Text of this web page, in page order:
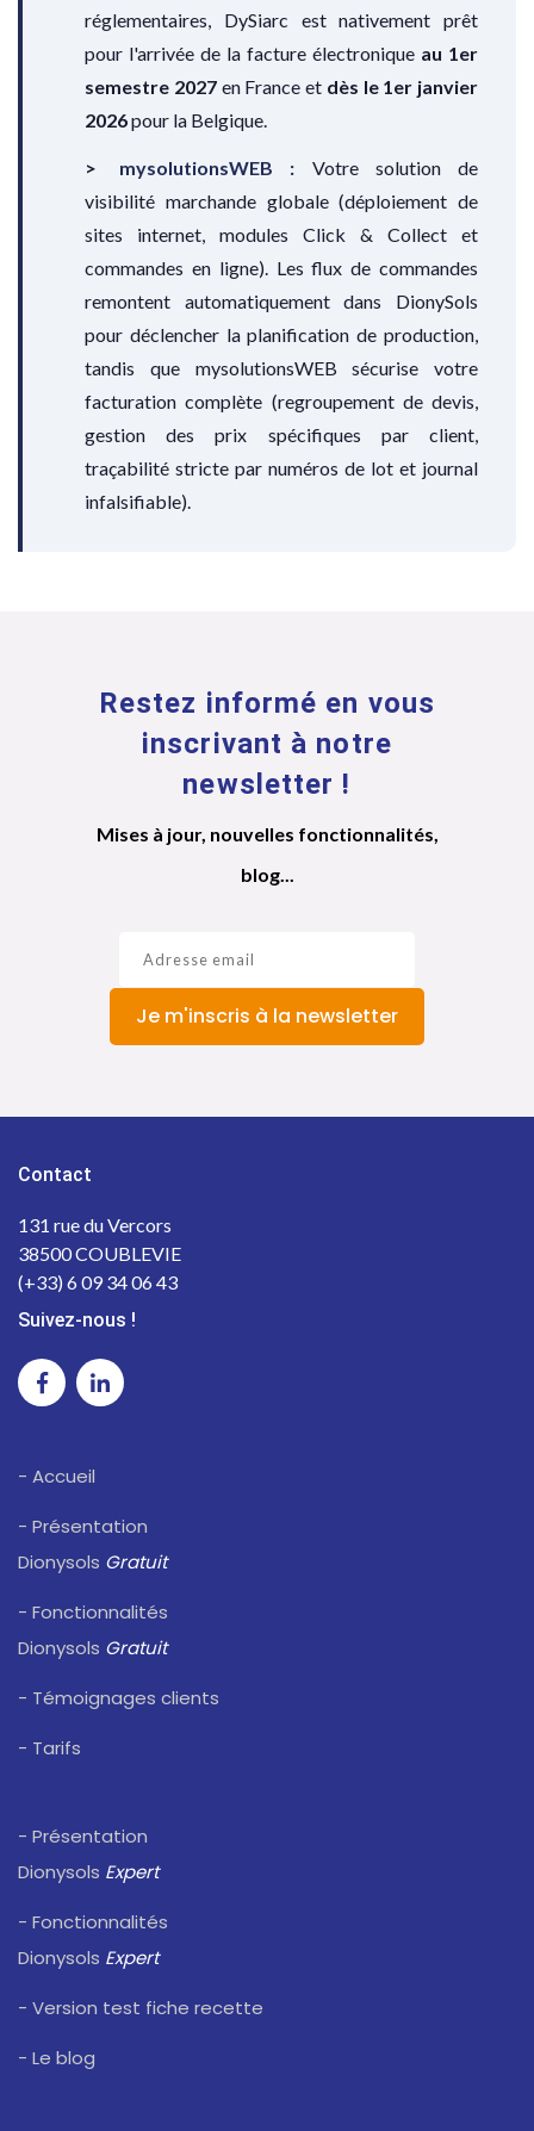
réglementaires, DySiarc est nativement prêt
pour l'arrivée de la facture électronique au 1er
semestre 2027en France et dès le 1er janvier
2026pour la Belgique.
mysolutionsWEB : Votre solution de
visibilité marchande globale (déploiement de
sites internet, modules Click & Collect et
commandes en ligne). Les flux de commandes
remontent automatiquement dans DionySols
pour déclencher la planification de production,
tandis que mysolutionsWEB sécurise votre
facturation complète (regroupement de devis,
gestion des prix spécifiques par client,
traçabilité stricte par numéros de lot et journal
infalsifiable).
Restez informé en vous
inscrivant à notre
newsletter !
Mises à jour, nouvelles fonctionnalités,
blog...
Je m'inscris à la newsletter
Contact
131 rue du Vercors
38500 COUBLEVIE
(+33) 6 09 34 06 43
Suivez-nous !
- Accueil
- Présentation
Dionysols Gratuit
- Fonctionnalités
Dionysols Gratuit
- Témoignages clients
- Tarifs
- Présentation
Dionysols Expert
- Fonctionnalités
Dionysols Expert
- Version test fiche recette
- Le blog